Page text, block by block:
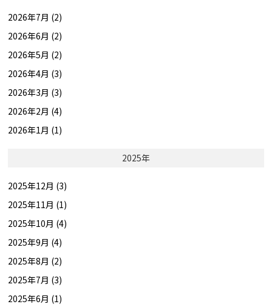
2026年7月 (2)
2026年6月 (2)
2026年5月 (2)
2026年4月 (3)
2026年3月 (3)
2026年2月 (4)
2026年1月 (1)
2025年
2025年12月 (3)
2025年11月 (1)
2025年10月 (4)
2025年9月 (4)
2025年8月 (2)
2025年7月 (3)
2025年6月 (1)